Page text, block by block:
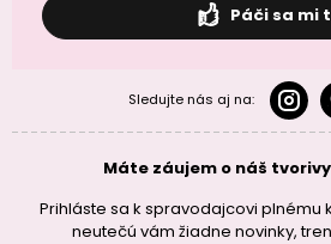
Páči sa mi
Sledujte nás aj na:
Máte záujem o náš
Prihláste sa k spravodajcovi plnému
neutečú vám žiadne novinky,